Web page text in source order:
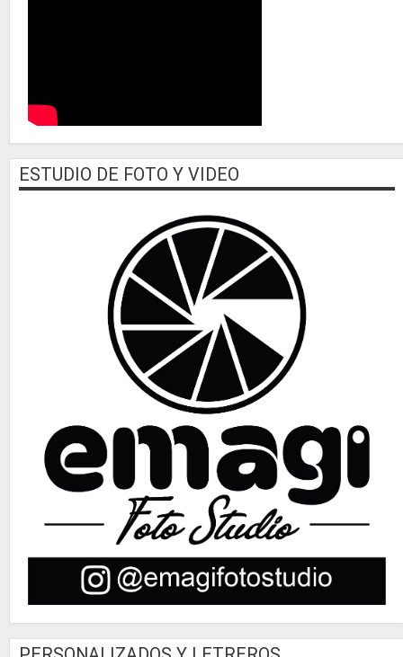
ESTUDIO DE FOTO Y VIDEO